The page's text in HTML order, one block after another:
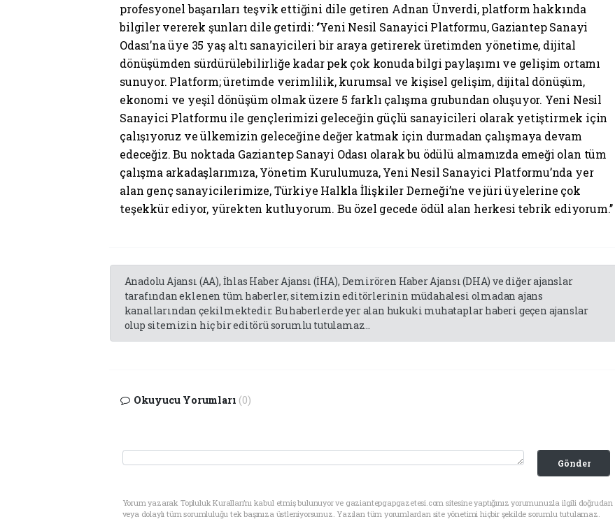
profesyonel başarıları teşvik ettiğini dile getiren Adnan Ünverdi, platform hakkında
bilgiler vererek şunları dile getirdi: ‘’Yeni Nesil Sanayici Platformu, Gaziantep Sanayi
Odası’na üye 35 yaş altı sanayicileri bir araya getirerek üretimden yönetime, dijital
dönüşümden sürdürülebilirliğe kadar pek çok konuda bilgi paylaşımı ve gelişim ortamı
sunuyor. Platform; üretimde verimlilik, kurumsal ve kişisel gelişim, dijital dönüşüm,
ekonomi ve yeşil dönüşüm olmak üzere 5 farklı çalışma grubundan oluşuyor. Yeni Nesil
Sanayici Platformu ile gençlerimizi geleceğin güçlü sanayicileri olarak yetiştirmek için
çalışıyoruz ve ülkemizin geleceğine değer katmak için durmadan çalışmaya devam
edeceğiz. Bu noktada Gaziantep Sanayi Odası olarak bu ödülü almamızda emeği olan tüm
çalışma arkadaşlarımıza, Yönetim Kurulumuza, Yeni Nesil Sanayici Platformu’nda yer
alan genç sanayicilerimize, Türkiye Halkla İlişkiler Derneği’ne ve jüri üyelerine çok
teşekkür ediyor, yürekten kutluyorum. Bu özel gecede ödül alan herkesi tebrik ediyorum.’’
Anadolu Ajansı (AA), İhlas Haber Ajansı (İHA), Demirören Haber Ajansı (DHA) ve diğer ajanslar
tarafından eklenen tüm haberler, sitemizin editörlerinin müdahalesi olmadan ajans
kanallarından çekilmektedir. Bu haberlerde yer alan hukuki muhataplar haberi geçen ajanslar
olup sitemizin hiç bir editörü sorumlu tutulamaz...
Okuyucu Yorumları (0)
Gönder
Yorum yazarak Topluluk Kuralları’nı kabul etmiş bulunuyor ve gaziantepgapgazetesi.com sitesine yaptığınız yorumunuzla ilgili doğrudan
veya dolaylı tüm sorumluluğu tek başınıza üstleniyorsunuz. Yazılan tüm yorumlardan site yönetimi hiçbir şekilde sorumlu tutulamaz.